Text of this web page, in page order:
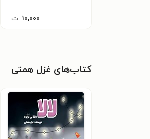
۱۰,۰۰۰ ت
کتاب‌های غزل همتی